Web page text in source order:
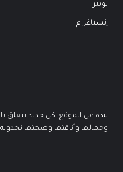
تويتر
إنستاغرام
نبذة عن الموقع: كل جديد يتعلق
وجمالها وأناقتها وصحتها